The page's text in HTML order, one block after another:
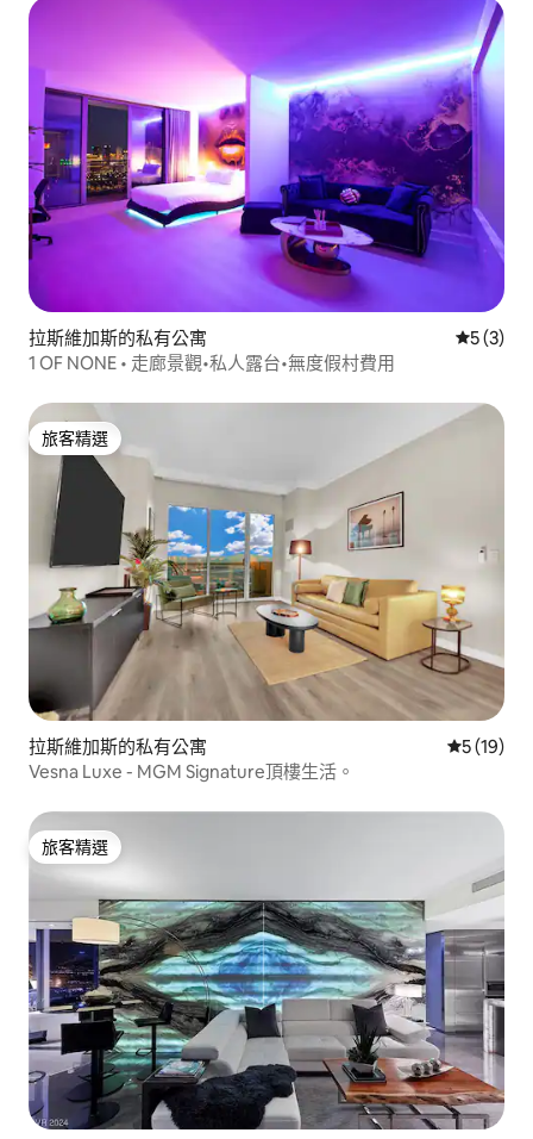
拉斯維加斯的私有公寓 從 3 則評
5 (3)
1 OF NONE • 走廊景觀•私人露台•無度假村費用
旅客精選
旅客精選
拉斯維加斯的私有公寓 從 19 則
5 (19)
Vesna Luxe - MGM Signature頂樓生活。
旅客精選
旅客精選